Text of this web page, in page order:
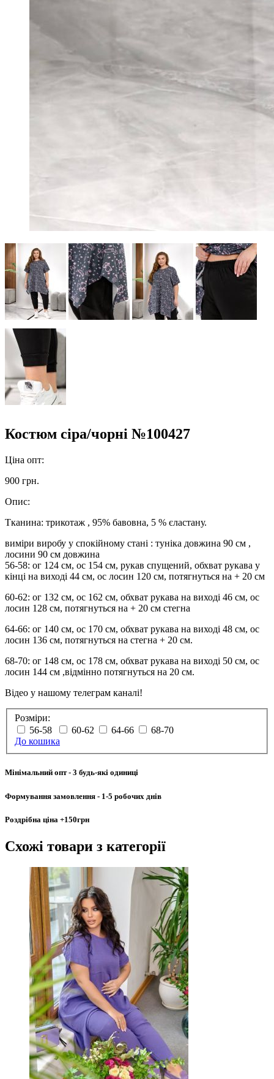
Костюм сіра/чорні №100427
Ціна опт:
900 грн.
Опис:
Тканина: трикотаж , 95% бавовна, 5 % єластану.
виміри виробу у спокійному стані : туніка довжина 90 см ,
лосини 90 см довжина
56-58: ог 124 см, ос 154 см, рукав спущений, обхват рукава у
кінці на виході 44 см, ос лосин 120 см, потягнуться на + 20 см
60-62: ог 132 см, ос 162 см, обхват рукава на виході 46 см, ос
лосин 128 см, потягнуться на + 20 см стегна
64-66: ог 140 см, ос 170 см, обхват рукава на виході 48 см, ос
лосин 136 см, потягнуться на стегна + 20 см.
68-70: ог 148 см, ос 178 см, обхват рукава на виході 50 см, ос
лосин 144 см ,відмінно потягнуться на 20 см.
Відео у нашому телеграм каналі!
Розміри:
56-58
60-62 64-66
68-70
До кошика
Мінімальний опт- 3 будь-які одиниці
Формування замовлення - 1-5 робочих днів
Роздрібна ціна +150грн
Схожі товари з категорії